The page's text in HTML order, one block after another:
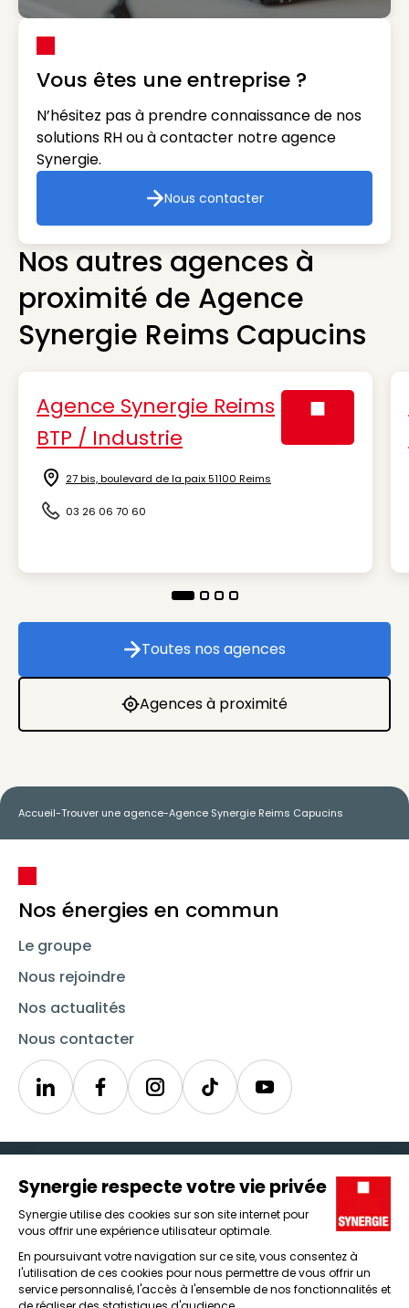
Vous êtes une entreprise ?
N’hésitez pas à prendre connaissance de nos
solutions RH ou à contacter notre agence
Synergie.
Nous contacter
Nous contacter
Nos autres agences à
proximité de Agence
Synergie Reims Capucins
Agence Synergie Reims
BTP / Industrie
Visuel
Icône d'illustration
27 bis, boulevard de la paix 51100 Reims
Icône d'illustration
03 26 06 70 60
Toutes nos agences
Toutes nos agences
Agences à proximité
Agences à proximité
Accueil-Trouver une agence-Agence Synergie Reims Capucins
Nos énergies en commun
Le groupe
Nous rejoindre
Nos actualités
Nous contacter
LinkedinSynergieInstagramTikTok Youtube
Icône d'illustration
Candidats
Entreprises
Icône d'illustration
Nos agences
Icône d'illustration